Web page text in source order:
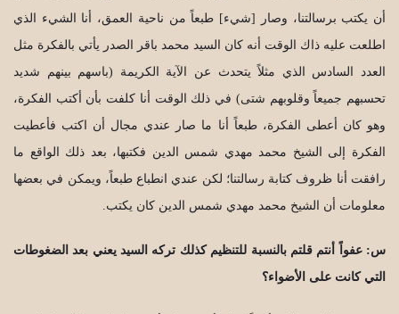
أن يكتب برسالتنا، وصار [شيء] طبعاً من ناحية العمق، أنا الشيء الذي
اطلعت عليه ذاك الوقت أنه كان السيد محمد باقر الصدر يأتي بالفكرة مثل
العدد السادس الذي مثلاً يتحدث عن الآية الكريمة (باسهم بينهم شديد
تحسبهم جميعاً وقلوبهم شتى) في ذلك الوقت أنا كلفت بأن أكتب الفكرة،
وهو كان أعطى الفكرة، طبعاً أنا ما صار عندي مجال أن اكتب فأعطيت
الفكرة إلى الشيخ محمد مهدي شمس الدين فكتبها، بعد ذلك الواقع ما
رافقت أنا ظروف كتابة رسالتنا؛ لكن عندي انطباع طبعاً، ويمكن في بعضها
معلومات أن الشيخ محمد مهدي شمس الدين كان يكتب.
س: عفواً أنتم قلتم بالنسبة للتنظيم كذلك تركه السيد يعني بعد الضغوطات
التي كانت على الأضواء؟